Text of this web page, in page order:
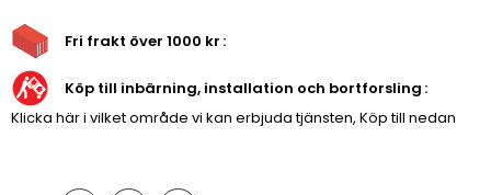
Fri frakt över 1000 kr
Köp till inbärning, installation och bortforsling
Klicka här i vilket område vi kan erbjuda tjänsten, Köp till nedan